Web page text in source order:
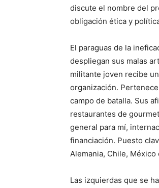
discute el nombre del
obligación ética y
El paraguas de la
despliegan sus malas
militante joven recibe
organización.
campo de batalla. Sus
restaurantes de
general para mí,
financiación. Puesto
Alemania, Chile, México
Las izquierdas que se